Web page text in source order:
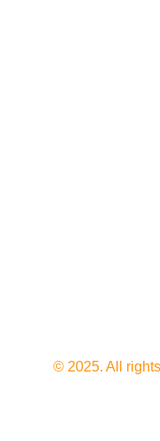
© 2025. All